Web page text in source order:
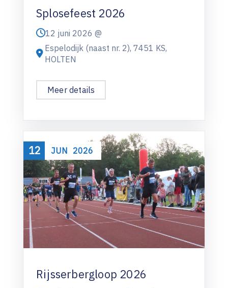
Splosefeest 2026
12 juni 2026 @
Espelodijk (naast nr. 2), 7451 KS,
HOLTEN
Meer details
12 JUN 2026
Rijsserbergloop 2026